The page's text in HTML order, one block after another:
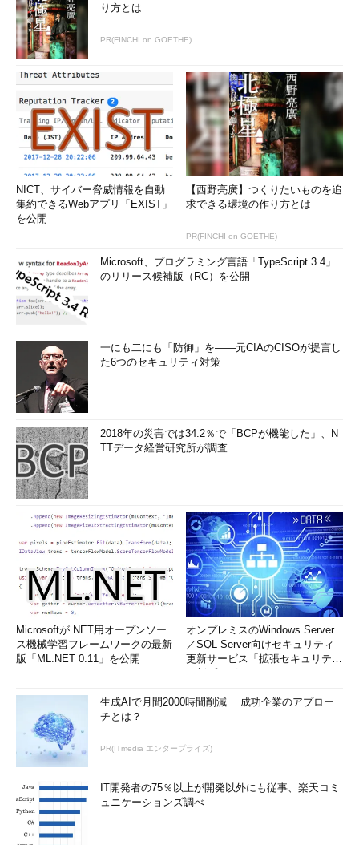
り方とは
PR(FINCHI on GOETHE)
NICT、サイバー脅威情報を自動
集約できるWebアプリ「EXIST」
を公開
【西野亮廣】つくりたいものを追
求できる環境の作り方とは
PR(FINCHI on GOETHE)
Microsoft、プログラミング言語「TypeScript 3.4」
のリリース候補版（RC）を公開
一にも二にも「防御」を――元CIAのCISOが提言し
た6つのセキュリティ対策
2018年の災害では34.2％で「BCPが機能した」、N
TTデータ経営研究所が調査
Microsoftが.NET用オープンソー
ス機械学習フレームワークの最新
版「ML.NET 0.11」を公開
オンプレミスのWindows Server
／SQL Server向けセキュリティ
更新サービス「拡張セキュリティ
生成AIで月間2000時間削減 成功企業のアプロー
チとは？
PR(ITmedia エンタープライズ)
IT開発者の75％以上が開発以外にも従事、楽天コミ
ュニケーションズ調べ